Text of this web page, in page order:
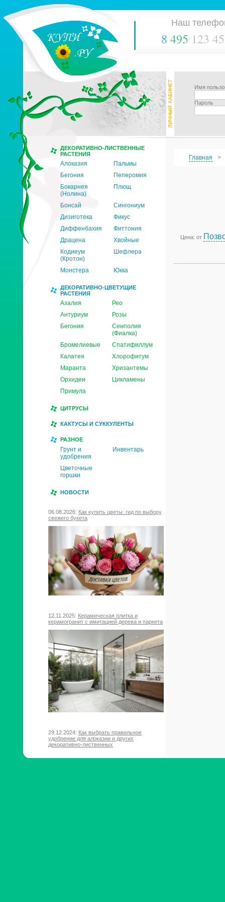
Наш
8 495 123
Имя
Пароль
ДЕКОРАТИВНО-ЛИСТВЕННЫЕ
РАСТЕНИЯ
Алоказия
Пальмы
Бегония
Пеперомия
Бокарнея
(Нолина)
Плющ
Бонсай
Сингониум
Дизиготека
Фикус
Диффенбахия
Фиттония
Драцена
Хвойные
Кодиеум
(Кротон)
Шефлера
Монстера Юкка
ДЕКОРАТИВНО-ЦВЕТУЩИЕ
РАСТЕНИЯ
Азалия
Рео
Антуриум
Розы
Бегония
Сенполия
(Фиалка)
Бромелиевые
Спатифиллум
Калатея
Хлорофитум
Маранта
Хризантемы
Орхидеи
Цикламены
Примула
ЦИТРУСЫ
КАКТУСЫ И СУККУЛЕНТЫ
РАЗНОЕ
Грунт и
удобрения
Инвентарь
Цветочные
горшки
НОВОСТИ
06.08.2026: Как купить цветы: гид по выбору
свежего букета
12.11.2025: Керамическая плитка и
керамогранит с имитацией дерева и паркета
29.12.2024: Как выбрать правильное
удобрение для алоказии и других
декоративно-лиственных
Главная
Цена: от